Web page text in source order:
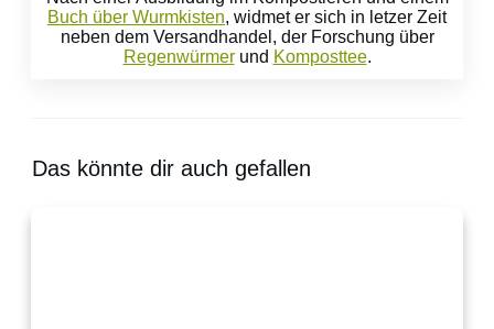
Buch über Wurmkisten, widmet er sich in letzer Zeit
neben dem Versandhandel, der Forschung über
Regenwürmerund Komposttee.
Das könnte dir auch gefallen